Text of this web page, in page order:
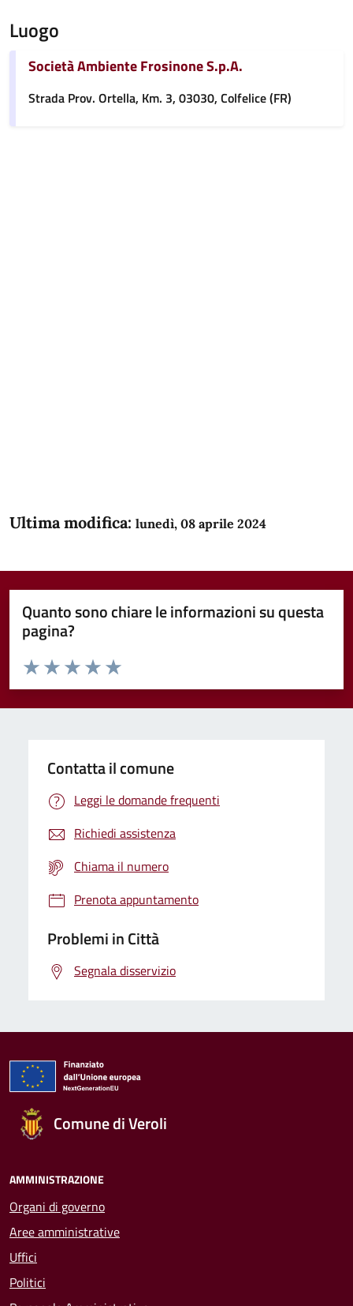
Luogo
Società Ambiente Frosinone S.p.A.
Strada Prov. Ortella, Km. 3, 03030, Colfelice (FR)
Ultima modifica: lunedì, 08 aprile 2024
Quanto sono chiare le informazioni su questa
pagina?
Domanda
Valuta da 1 a 5 stelle la pagina
Valuta 5 stelle su 5
Valuta 4 stelle su 5
Valuta 3 stelle su 5
Valuta 2 stelle su 5
Valuta 1 stelle su 5
Contatta il comune
Leggi le domande frequenti
Richiedi assistenza
Chiama il numero
Prenota appuntamento
Problemi in Città
Segnala disservizio
Comune di Veroli
AMMINISTRAZIONE
Organi di governo
Aree amministrative
Uffici
Politici